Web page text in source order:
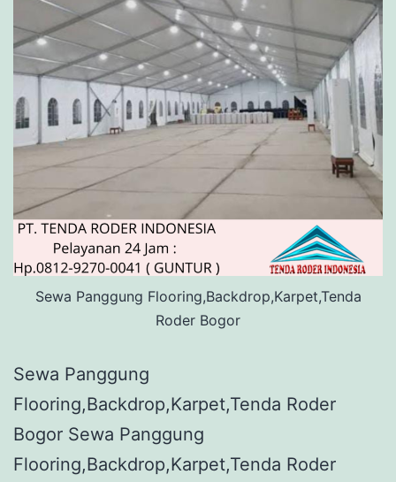
Sewa Panggung Flooring,Backdrop,Karpet,Tenda
Roder Bogor
Sewa Panggung
Flooring,Backdrop,Karpet,Tenda Roder
Bogor Sewa Panggung
Flooring,Backdrop,Karpet,Tenda Roder